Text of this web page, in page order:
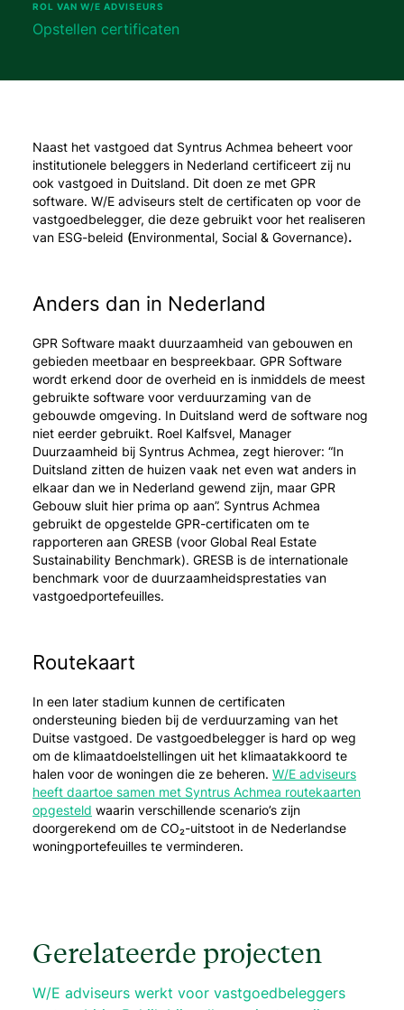
ROL VAN W/E ADVISEURS
Opstellen certificaten
Naast het vastgoed dat Syntrus Achmea beheert voor
institutionele beleggers in Nederland certificeert zij nu
ook vastgoed in Duitsland. Dit doen ze met GPR
software. W/E adviseurs stelt de certificaten op voor de
vastgoedbelegger, die deze gebruikt voor het realiseren
van ESG-beleid (Environmental, Social & Governance).
Anders dan in Nederland
GPR Software maakt duurzaamheid van gebouwen en
gebieden meetbaar en bespreekbaar. GPR Software
wordt erkend door de overheid en is inmiddels de meest
gebruikte software voor verduurzaming van de
gebouwde omgeving. In Duitsland werd de software nog
niet eerder gebruikt. Roel Kalfsvel, Manager
Duurzaamheid bij Syntrus Achmea, zegt hierover: “In
Duitsland zitten de huizen vaak net even wat anders in
elkaar dan we in Nederland gewend zijn, maar GPR
Gebouw sluit hier prima op aan”. Syntrus Achmea
gebruikt de opgestelde GPR-certificaten om te
rapporteren aan GRESB (voor Global Real Estate
Sustainability Benchmark). GRESB is de internationale
benchmark voor de duurzaamheidsprestaties van
vastgoedportefeuilles.
Routekaart
In een later stadium kunnen de certificaten
ondersteuning bieden bij de verduurzaming van het
Duitse vastgoed. De vastgoedbelegger is hard op weg
om de klimaatdoelstellingen uit het klimaatakkoord te
halen voor de woningen die ze beheren. W/E adviseurs
heeft daartoe samen met Syntrus Achmea routekaarten
opgesteld waarin verschillende scenario’s zijn
doorgerekend om de CO₂-uitstoot in de Nederlandse
woningportefeuilles te verminderen.
Gerelateerde projecten
W/E adviseurs werkt voor vastgoedbeleggers